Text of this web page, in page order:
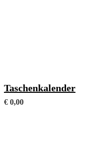
Taschenkalender
€ 0,00